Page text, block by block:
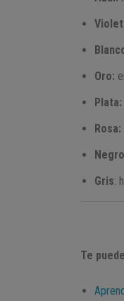
Oro:
Plata:
Rosa:
Gris:
Te